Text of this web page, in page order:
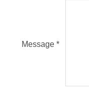
Message *